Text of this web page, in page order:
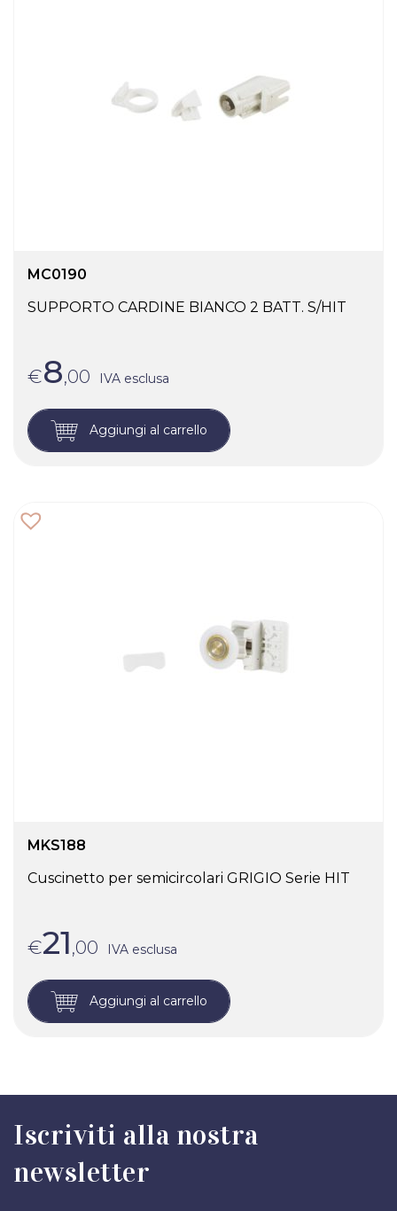
MC0190
SUPPORTO CARDINE BIANCO 2 BATT. S/HIT
€8,00 IVA esclusa
Aggiungi al carrello
MKS188
Cuscinetto per semicircolari GRIGIO Serie HIT
€21,00 IVA esclusa
Aggiungi al carrello
Iscriviti alla nostra
newsletter